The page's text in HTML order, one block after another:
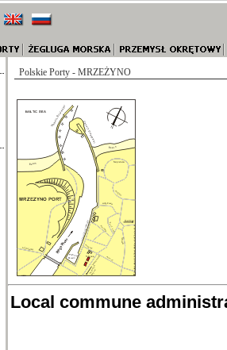
Polskie Porty - MRZEŻYNO
Local commune